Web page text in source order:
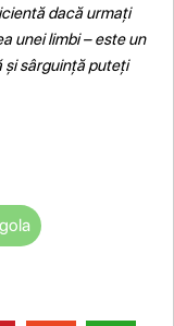
dacă urmați
unei limbi – este un
și sârguință puteți